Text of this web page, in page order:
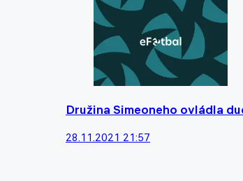
Družina Simeoneho ovládla
28.11.2021 21:57